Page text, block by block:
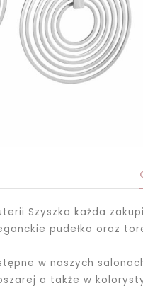
Szyszka każda
pudełko oraz
w naszych
a także w